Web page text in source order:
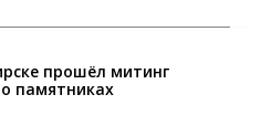
прошёл митинг
памятниках